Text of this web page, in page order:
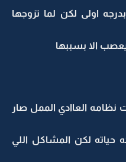
اولى لكن لما تزوجها
الا بسببها
نظامه العاادي الممل صار
حياته لكن المشاكل اللي